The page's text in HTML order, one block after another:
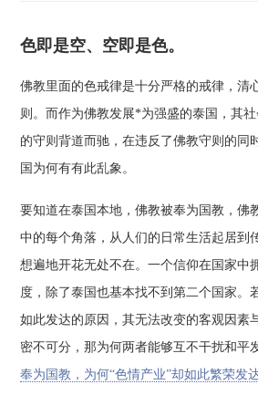
色即是空、空即是色。
佛教里面的色戒律是十分严格的戒律，清
则。而作为佛教发展*为强盛的泰国，其
的守则背道而驰，在违反了佛教守则的同
国为何有有此乱象。
要知道在泰国本地，佛教被奉为国教，佛
中的每个角落，从人们的日常生活起居到
想遍地开花无处不在。一个信仰在国家中
度，除了泰国也基本找不到第二个国家。
如此发达的原因，其无法改变的客观因素
密不可分，那为何两者能够互不干扰和平
奉为国教，为何“色情产业”却如此繁荣发